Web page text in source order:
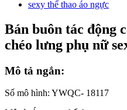
Bán buôn tác động
chéo lưng phụ nữ
Mô tả ngắn:
Số mô hình: YWQC- 18117